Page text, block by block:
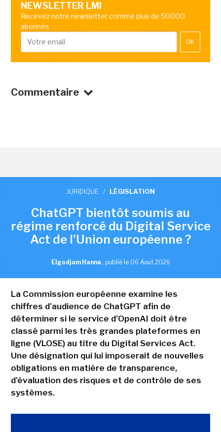
NEWSLETTER LMI
Recevez notre newsletter comme plus de 50000
abonnés
OK
Commentaire
JURIDIQUE / LÉGISLATION
ChatGPT bientôt soumis au
régime renforcé du Digital Service
Act de l'Union européenne ?
Elgodjam Hanna , publié le 06 Aout 2026
La Commission européenne examine les
chiffres d'audience de ChatGPT afin de
déterminer si le service d'OpenAI doit être
classé parmi les très grandes plateformes en
ligne (VLOSE) au titre du Digital Services Act.
Une désignation qui lui imposerait de nouvelles
obligations en matière de transparence,
d'évaluation des risques et de contrôle de ses
systèmes.